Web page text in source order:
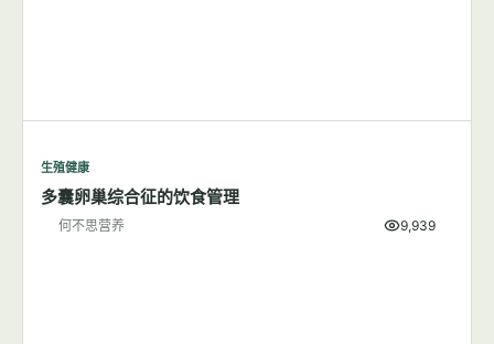
生殖健康
多囊卵巢综合征的饮食管理
何不思营养 9,939